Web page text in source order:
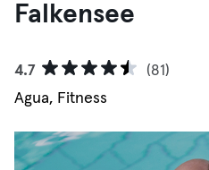
Falkensee
4.7
(81)
Agua, Fitness